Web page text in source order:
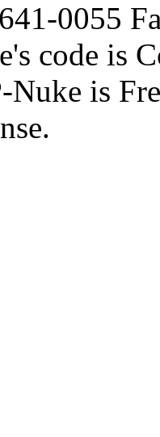
0055
code is
Nuke is